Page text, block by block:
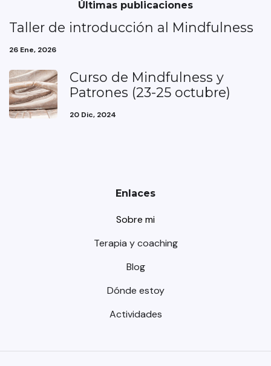
Últimas publicaciones
Taller de introducción al Mindfulness
26 Ene, 2026
Curso de Mindfulness y
Patrones (23-25 octubre)
20 Dic, 2024
Enlaces
Sobre mi
Terapia y coaching
Blog
Dónde estoy
Actividades